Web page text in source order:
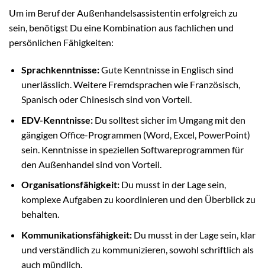
Um im Beruf der Außenhandelsassistentin erfolgreich zu
sein, benötigst Du eine Kombination aus fachlichen und
persönlichen Fähigkeiten:
Sprachkenntnisse:Gute Kenntnisse in Englisch sind
unerlässlich. Weitere Fremdsprachen wie Französisch,
Spanisch oder Chinesisch sind von Vorteil.
EDV-Kenntnisse:Du solltest sicher im Umgang mit den
gängigen Office-Programmen (Word, Excel, PowerPoint)
sein. Kenntnisse in speziellen Softwareprogrammen für
den Außenhandel sind von Vorteil.
Organisationsfähigkeit:Du musst in der Lage sein,
komplexe Aufgaben zu koordinieren und den Überblick zu
behalten.
Kommunikationsfähigkeit:Du musst in der Lage sein, klar
und verständlich zu kommunizieren, sowohl schriftlich als
auch mündlich.